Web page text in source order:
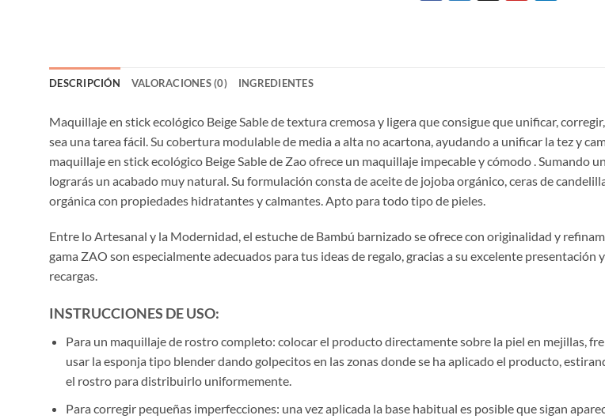
DESCRIPCIÓN VALORACIONES (0) INGREDIENTES
Maquillaje en stick ecológico Beige Sable de textura cremosa y ligera que consigue que unificar,
sea una tarea fácil. Su cobertura modulable de media a alta no acartona, ayudando a unificar la tez y
maquillaje en stick ecológico Beige Sable de Zao ofrece un maquillaje impecable y cómodo . Sumando
lograrás un acabado muy natural. Su formulación consta de aceite de jojoba orgánico, ceras de
orgánica con propiedades hidratantes y calmantes. Apto para todo tipo de pieles.
Entre lo Artesanal y la Modernidad, el estuche de Bambú barnizado se ofrece con originalidad y
gama ZAO son especialmente adecuados para tus ideas de regalo, gracias a su excelente presentación
recargas.
INSTRUCCIONES DE USO:
Para un maquillaje de rostro completo: colocar el producto directamente sobre la piel en mejillas,
usar la esponja tipo blender dando golpecitos en las zonas donde se ha aplicado el producto,
el rostro para distribuirlo uniformemente.
Para corregir pequeñas imperfecciones: una vez aplicada la base habitual es posible que sigan